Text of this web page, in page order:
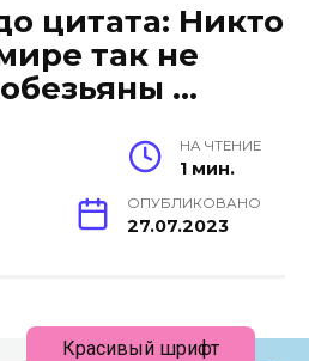
цитата: Никто
так не
…
НА ЧТЕНИЕ
1 мин.
ОПУБЛИКОВАНО
27.07.2023
Красивый шрифт